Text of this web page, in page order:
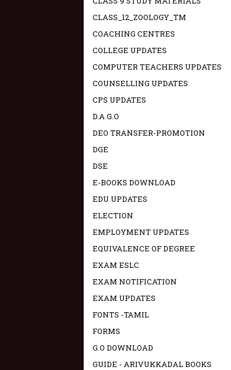
CLASS_12_ZOOLOGY_TM
COACHING CENTRES
COLLEGE UPDATES
COMPUTER TEACHERS UPDATES
COUNSELLING UPDATES
CPS UPDATES
D.A G.O
DEO TRANSFER-PROMOTION
DGE
DSE
E-BOOKS DOWNLOAD
EDU UPDATES
ELECTION
EMPLOYMENT UPDATES
EQUIVALENCE OF DEGREE
EXAM ESLC
EXAM NOTIFICATION
EXAM UPDATES
FONTS -TAMIL
FORMS
G.O DOWNLOAD
GUIDE - ARIVUKKADAL BOOKS